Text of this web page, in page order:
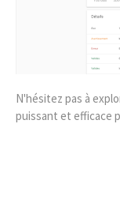
N'hésitez pas à
puissant et efficace